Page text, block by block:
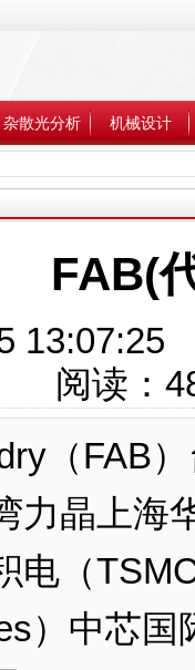
杂散光分析 机械设计
FAB(
阅读：
（FAB
力晶上海
电（
）中芯